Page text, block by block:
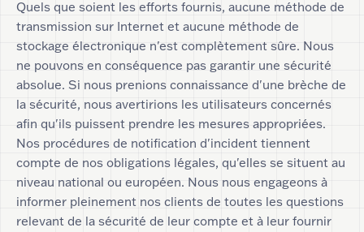
Quels que soient les efforts fournis, aucune méthode de
transmission sur Internet et aucune méthode de
stockage électronique n'est complètement sûre. Nous
ne pouvons en conséquence pas garantir une sécurité
absolue. Si nous prenions connaissance d'une brèche de
la sécurité, nous avertirions les utilisateurs concernés
afin qu'ils puissent prendre les mesures appropriées.
Nos procédures de notification d'incident tiennent
compte de nos obligations légales, qu'elles se situent au
niveau national ou européen. Nous nous engageons à
informer pleinement nos clients de toutes les questions
relevant de la sécurité de leur compte et à leur fournir